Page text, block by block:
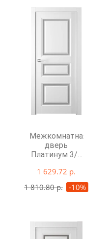
Межкомнатная
дверь
Платинум 3/1
1 629.72 р.
1 810.80 р. -10%